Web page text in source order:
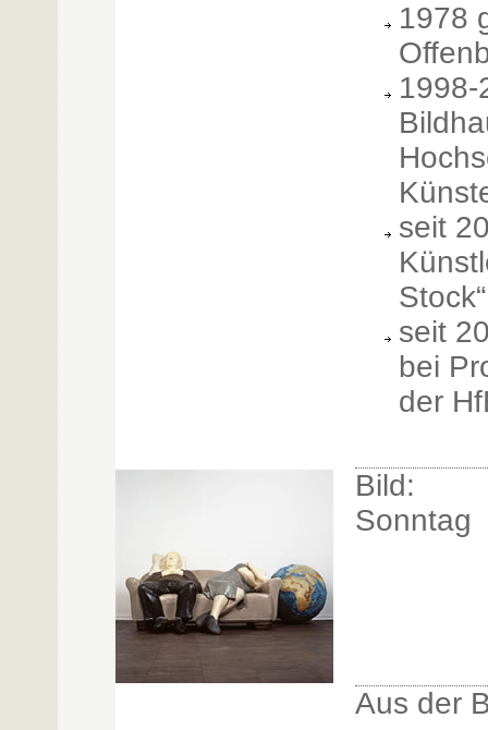
1978
1998-
seit
seit
bei
der
Bild:
Sonntag
Aus der